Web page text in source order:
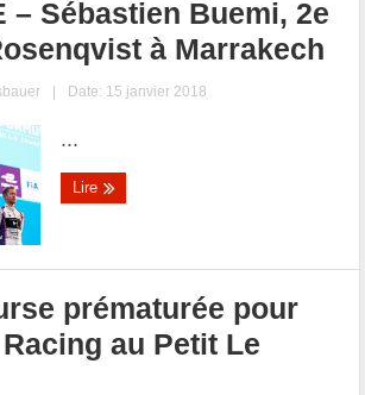
– Sébastien Buemi, 2e
à Marrakech
| Date: 15 janvier 2018
...
Lire
prématurée pour
au Petit Le